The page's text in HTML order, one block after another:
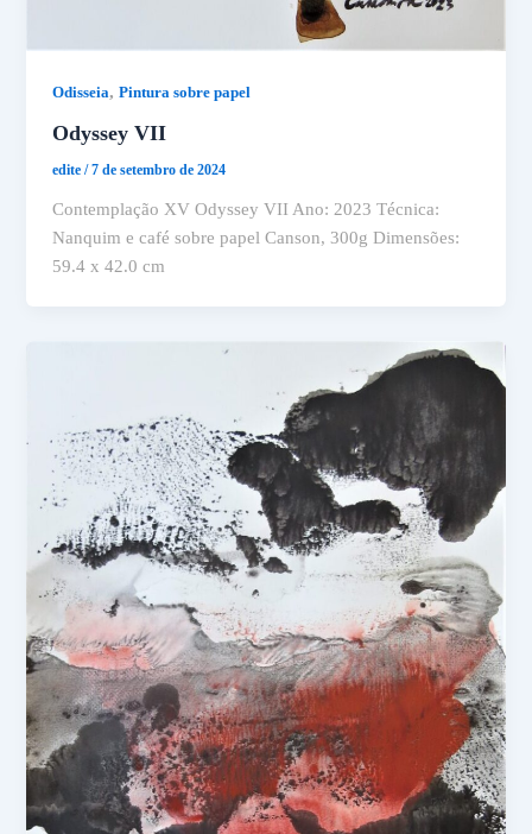
Odisseia,Pintura sobre papel
Odyssey VII
edite/7 de setembro de 2024
Contemplação XV Odyssey VII Ano: 2023 Técnica:
Nanquim e café sobre papel Canson, 300g Dimensões:
59.4 x 42.0 cm